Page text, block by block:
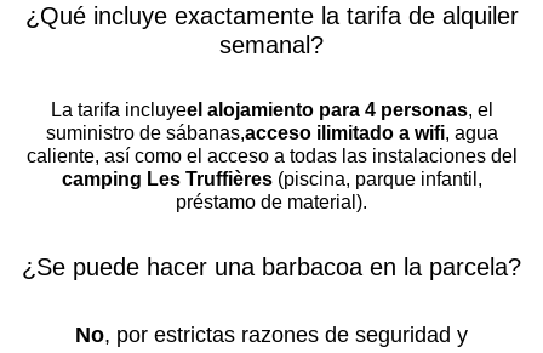
¿Qué incluye exactamente la tarifa de alquiler
semanal?
La tarifa incluyeel alojamiento para 4 personas, el
suministro de sábanas,acceso ilimitado a wifi, agua
caliente, así como el acceso a todas las instalaciones del
camping Les Truffières(piscina, parque infantil,
préstamo de material).
¿Se puede hacer una barbacoa en la parcela?
No, por estrictas razones de seguridad y